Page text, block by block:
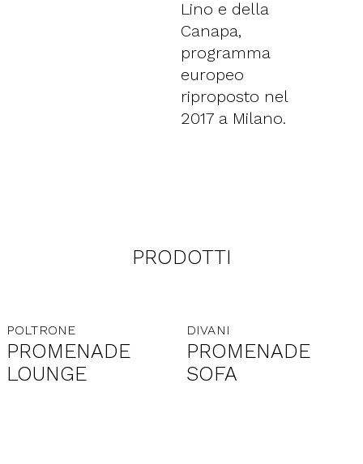
Lino e della
Canapa,
programma
europeo
riproposto nel
2017 a Milano.
PRODOTTI
POLTRONE
PROMENADE
LOUNGE
DIVANI
PROMENADE
SOFA